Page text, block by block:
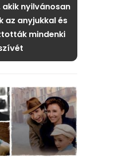
akik nyilvánosan
az anyjukkal és
mindenki